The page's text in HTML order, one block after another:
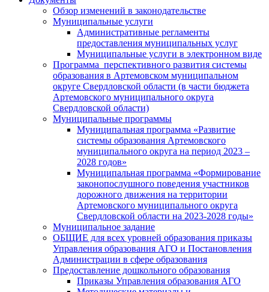
Обзор изменений в законодательстве
Муниципальные услуги
Административные регламенты
предоставления муниципальных услуг
Муниципальные услуги в электронном виде
Программа перспективного развития системы
образования в Артемовском муниципальном
округе Свердловской области (в части бюджета
Артемовского муниципального округа
Свердловской области)
Муниципальные программы
Муниципальная программа «Развитие
системы образования Артемовского
муниципального округа на период 2023 –
2028 годов»
Муниципальная программа «Формирование
законопослушного поведения участников
дорожного движения на территории
Артемовского муниципального округа
Свердловской области на 2023-2028 годы»
Муниципальное задание
ОБЩИЕ для всех уровней образования приказы
Управления образования АГО и Постановления
Администрации в сфере образования
Предоставление дошкольного образования
Приказы Управления образования АГО